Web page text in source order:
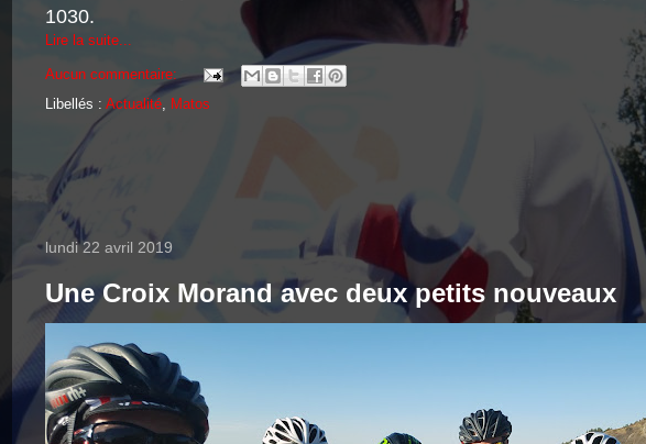
1030.
Lire la suite...
Aucun commentaire:
Libellés : Actualité Matos
lundi 22 avril 2019
Une Croix Morand avec deux petits nouveaux